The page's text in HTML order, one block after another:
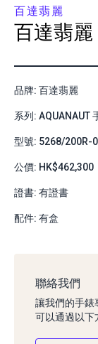
百達翡麗
百達翡麗
品牌: 百達翡麗
系列: AQUANAUT
型號: 5268/200R-
公價: HK$462,300
證書: 有證書
配件: 有盒
聯絡我們
讓我們的手錶
可以通過以下